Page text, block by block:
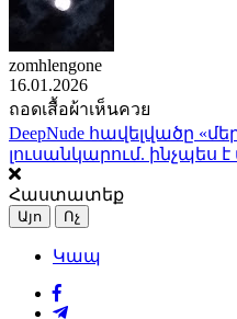
zomhlengone
16.01.2026
ถอดเสื้อผ้าเห็นควย
DeepNude հավելվածը
լուսանկարում. ինչպես
Հաստատեք
Այո Ոչ
Կապ